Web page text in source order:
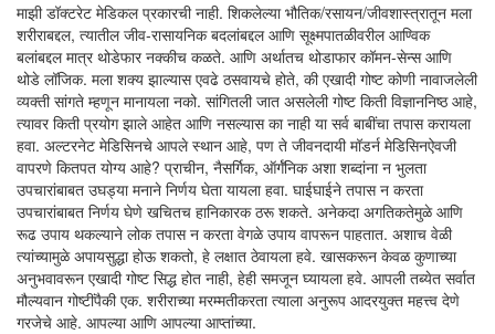
माझी डॉक्टरेट मेडिकल प्रकारची नाही. शिकलेल्या भौतिक/रसायन/जीवशास्त्रातून मला
शरीराबद्दल, त्यातील जीव-रासायनिक बदलांबद्दल आणि सूक्ष्मपातळीवरील आण्विक
बलांबद्दल मात्र थोडेफार नक्कीच कळते. आणि अर्थातच थोडाफार कॉमन-सेन्स आणि
थोडे लॉजिक. मला शक्य झाल्यास एवढे ठसवायचे होते, की एखादी गोष्ट कोणी नावाजलेली
व्यक्ती सांगते म्हणून मानायला नको. सांगितली जात असलेली गोष्ट किती विज्ञाननिष्ठ आहे,
त्यावर किती प्रयोग झाले आहेत आणि नसल्यास का नाही या सर्व बाबींचा तपास करायला
हवा. अल्टरनेट मेडिसिनचे आपले स्थान आहे, पण ते जीवनदायी मॉडर्न मेडिसिनऐवजी
वापरणे कितपत योग्य आहे? प्राचीन, नैसर्गिक, ऑर्गॅनिक अशा शब्दांना न भुलता
उपचारांबाबत उघड्या मनाने निर्णय घेता यायला हवा. घाईघाईने तपास न करता
उपचारांबाबत निर्णय घेणे खचितच हानिकारक ठरू शकते. अनेकदा अगतिकतेमुळे आणि
रूढ उपाय थकल्याने लोक तपास न करता वेगळे उपाय वापरून पाहतात. अशाच वेळी
त्यांच्यामुळे अपायसुद्धा होऊ शकतो, हे लक्षात ठेवायला हवे. खासकरून केवळ कुणाच्या
अनुभवावरून एखादी गोष्ट सिद्ध होत नाही, हेही समजून घ्यायला हवे. आपली तब्येत सर्वात
मौल्यवान गोष्टींपैकी एक. शरीराच्या मरम्मतीकरता त्याला अनुरूप आदरयुक्त महत्त्व देणे
गरजेचे आहे. आपल्या आणि आपल्या आप्तांच्या.